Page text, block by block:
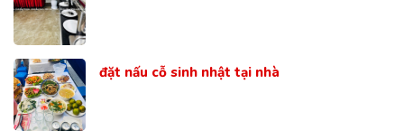
đặt nấu cỗ sinh nhật tại nhà